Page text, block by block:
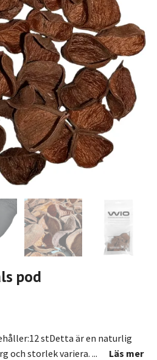
pod
stDetta är en naturlig
och storlek variera. ...
Läs mer